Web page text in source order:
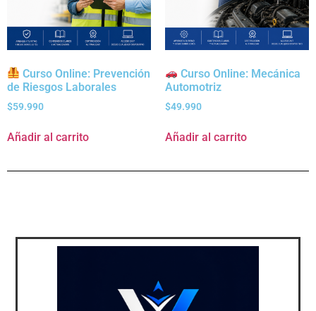
Curso Online: Prevención
de Riesgos Laborales
$59.990
Añadir al carrito
Curso Online: Mecánica
Automotriz
$49.990
Añadir al carrito